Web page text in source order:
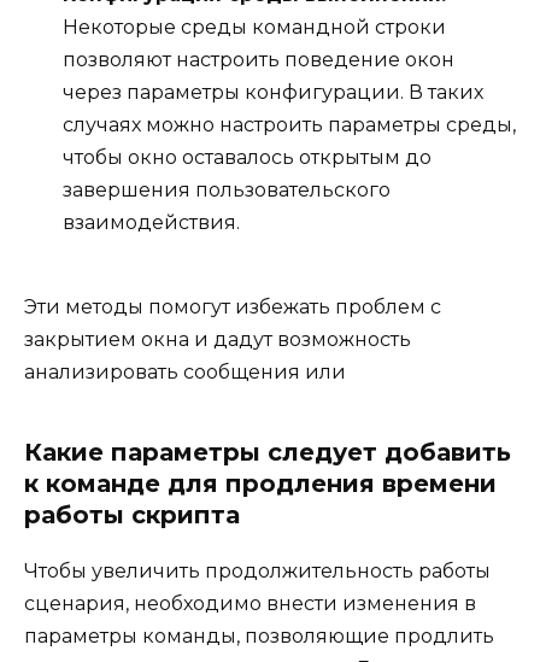
Некоторые среды командной строки
позволяют настроить поведение окон
через параметры конфигурации. В таких
случаях можно настроить параметры среды,
чтобы окно оставалось открытым до
завершения пользовательского
взаимодействия.
Эти методы помогут избежать проблем с
закрытием окна и дадут возможность
анализировать сообщения или
Какие параметры следует добавить
к команде для продления времени
работы скрипта
Чтобы увеличить продолжительность работы
сценария, необходимо внести изменения в
параметры команды, позволяющие продлить